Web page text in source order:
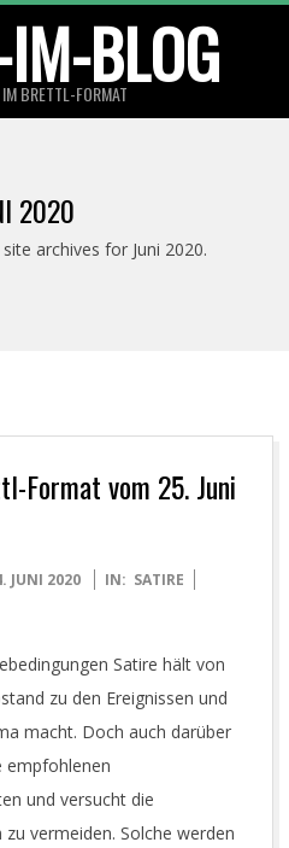
BLOG
BRETTL-FORMAT
2020
archives for Juni 2020.
Format vom 25. Juni
JUNI 2020 IN: SATIRE
Satire hält von
zu den Ereignissen und
macht. Doch auch darüber
empfohlenen
und versucht die
vermeiden. Solche werden